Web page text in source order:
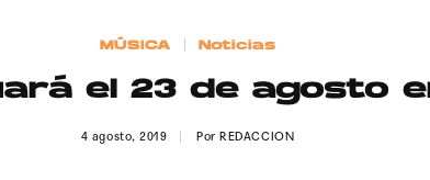
MÚSICA Noticias
el 23 de agosto
4 agosto, 2019 PorREDACCION